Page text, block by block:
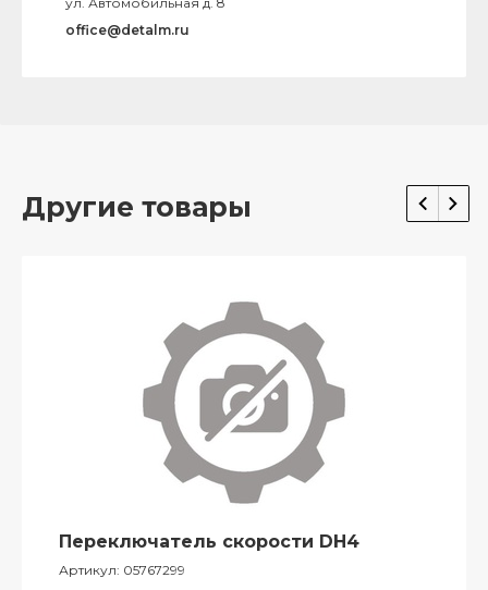
office@detalm.ru
Другие товары
Переключатель скорости DH4
Артикул: 05767299